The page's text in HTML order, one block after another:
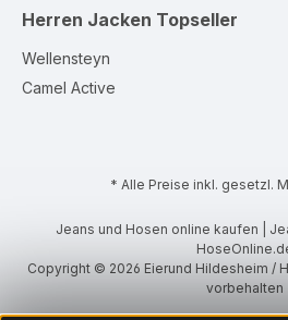
Herren Jacken Topseller
Wellensteyn
Camel Active
* Alle Preise inkl. gesetzl.
Jeans und Hosen online kaufen |
Copyright © 2026 Eierund Hildesheim /
vorbehalten